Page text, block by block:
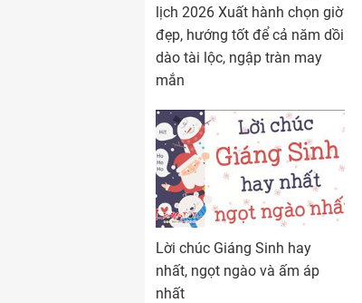
lịch 2026 Xuất hành chọn giờ
đẹp, hướng tốt để cả năm dồi
dào tài lộc, ngập tràn may
mắn
Lời chúc Giáng Sinh hay
nhất, ngọt ngào và ấm áp
nhất